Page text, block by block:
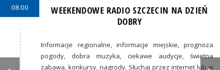
08:00
WEEKENDOWE RADIO SZCZECIN NA DZIEŃ
DOBRY
Informacje regionalne, informacje miejskie, prognoza
pogody, dobra muzyka, ciekawe audycje, świetna
zabawa, konkursy, nagrody. Słuchaj przez internet lub w